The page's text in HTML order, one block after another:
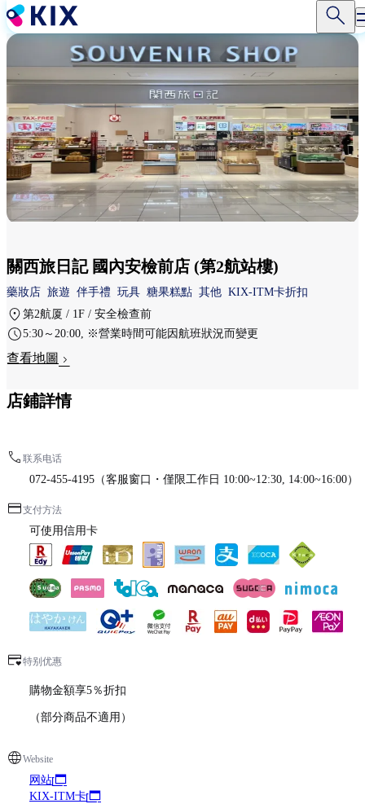
移
至
主
內
容
關西旅日記 國內安檢前店 (第2航站樓)
藥妝店 旅遊 伴手禮 玩具 糖果糕點 其他 KIX-ITM卡折扣
第2航厦 / 1F / 安全檢查前
5:30～20:00, ※營業時間可能因航班狀況而變更
查看地圖
店鋪詳情
联系电话
072-455-4195（客服窗口・僅限工作日 10:00~12:30, 14:00~16:00）
支付方法
可使用信用卡
特别优惠
購物金額享5％折扣
（部分商品不適用）
Website
网站
KIX-ITM卡